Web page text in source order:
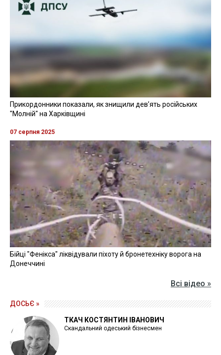
Прикордонники показали, як знищили девʼять російських
"Молній" на Харківщині
07 серпня 2025
Бійці "Фенікса" ліквідували піхоту й бронетехніку ворога на
Донеччині
Всі відео »
ДОСЬЄ »
ТКАЧ КОСТЯНТИН ІВАНОВИЧ
Скандальний одеський бізнесмен